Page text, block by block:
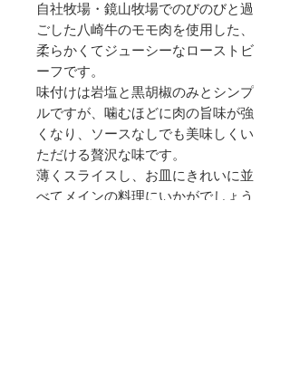
自社牧場・鏡山牧場でのびのびと過
ごした八崎牛のモモ肉を使用した、
柔らかくてジューシーなローストビ
ーフです。
味付けは岩塩と黒胡椒のみとシンプ
ルですが、噛むほどに肉の旨味が強
くなり、ソースなしでも美味しくい
ただける贅沢な味です。
薄くスライスし、お皿にきれいに並
べてメインの料理にいかがでしょう